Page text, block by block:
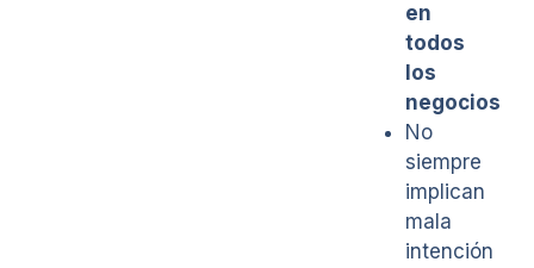
en
todos
los
negocios
No
siempre
implican
mala
intención